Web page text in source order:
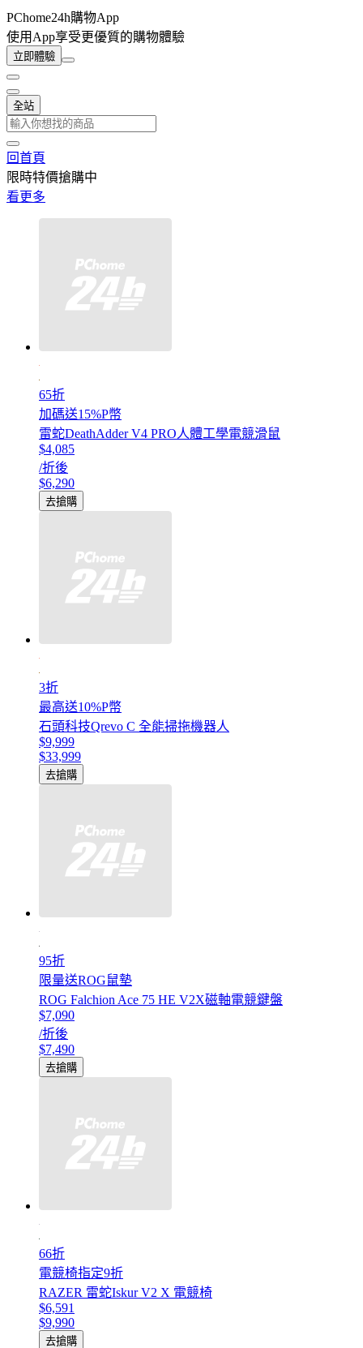
PChome24h購物App
使用App享受更優質的購物體驗
立即體驗
全站
回首頁
限時特價搶購中
看更多
65折
加碼送15%P幣
雷蛇DeathAdder V4 PRO人體工學電競滑鼠
$4,085
/折後
$6,290
去搶購
3折
最高送10%P幣
石頭科技Qrevo C 全能掃拖機器人
$9,999
$33,999
去搶購
95折
限量送ROG鼠墊
ROG Falchion Ace 75 HE V2X磁軸電競鍵盤
$7,090
/折後
$7,490
去搶購
66折
電競椅指定9折
RAZER 雷蛇Iskur V2 X 電競椅
$6,591
$9,990
去搶購